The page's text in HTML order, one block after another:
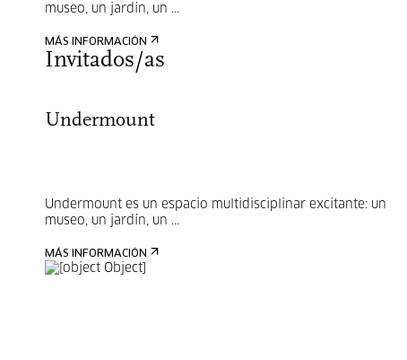
museo, un jardín, un ...
MÁS INFORMACIÓN
Invitados/as
Undermount
Undermount es un espacio multidisciplinar excitante: un
museo, un jardín, un ...
MÁS INFORMACIÓN